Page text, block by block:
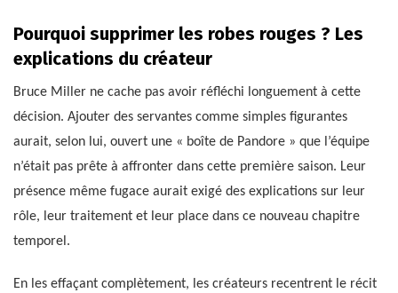
Pourquoi supprimer les robes rouges ? Les
explications du créateur
Bruce Miller ne cache pas avoir réfléchi longuement à cette
décision. Ajouter des servantes comme simples figurantes
aurait, selon lui, ouvert une « boîte de Pandore » que l’équipe
n’était pas prête à affronter dans cette première saison. Leur
présence même fugace aurait exigé des explications sur leur
rôle, leur traitement et leur place dans ce nouveau chapitre
temporel.
En les effaçant complètement, les créateurs recentrent le récit